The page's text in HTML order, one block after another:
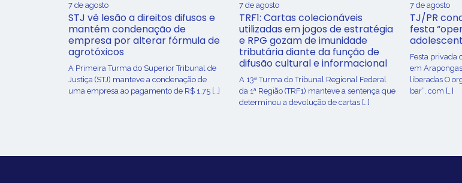
7 de agosto
STJ vê lesão a direitos difusos e
mantém condenação de
empresa por alterar fórmula de
agrotóxicos
​A Primeira Turma do Superior Tribunal de
Justiça (STJ) manteve a condenação de
uma empresa ao pagamento de R$ 1,75 […]
7 de agosto
TRF1: Cartas colecionáveis
utilizadas em jogos de estratégia
e RPG gozam de imunidade
tributária diante da função de
difusão cultural e informacional
A 13ª Turma do Tribunal Regional Federal
da 1ª Região (TRF1) manteve a sentença que
determinou a devolução de cartas […]
7 de agosto
TJ/PR
festa
Festa privada
em
liberadas O
bar”, com […]